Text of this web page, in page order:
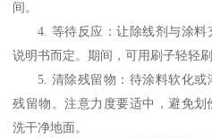
间。
4. 等待反应：让除线剂与涂料
说明书而定。期间，可用刷子轻轻
5. 清除残留物：待涂料软化
残留物。注意力度要适中，避免
洗干净地面。